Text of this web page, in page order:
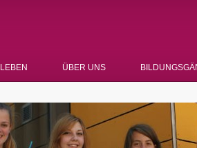
ÜBER UNS